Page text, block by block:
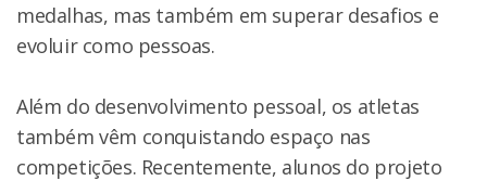
medalhas, mas também em superar desafios e
evoluir como pessoas.
Além do desenvolvimento pessoal, os atletas
também vêm conquistando espaço nas
competições. Recentemente, alunos do projeto